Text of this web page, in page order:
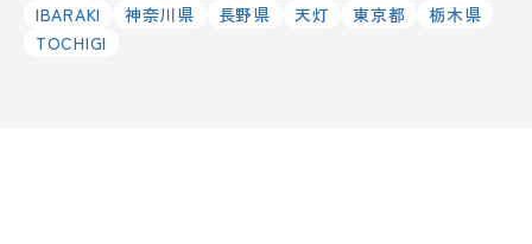
IBARAKI
神奈川県 長野県 天灯 東京都
栃木県
TOCHIGI